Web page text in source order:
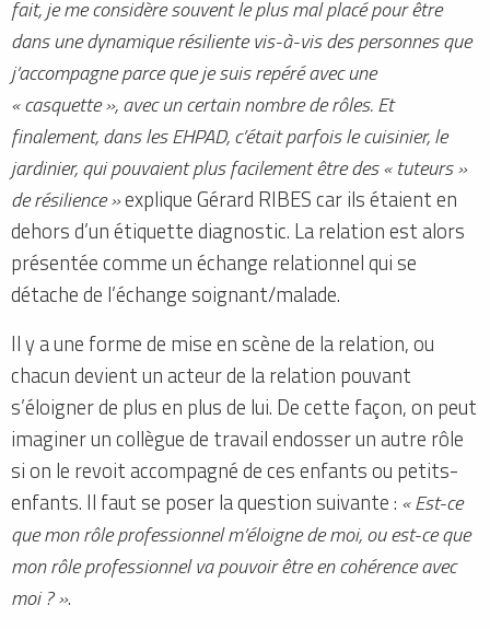
fait, je me considère souvent le plus mal placé pour être
dans une dynamique résiliente vis-à-vis des personnes que
j’accompagne parce que je suis repéré avec une
« casquette », avec un certain nombre de rôles. Et
finalement, dans les EHPAD, c’était parfois le cuisinier, le
jardinier, qui pouvaient plus facilement être des « tuteurs »
de résilience »explique Gérard RIBES car ils étaient en
dehors d’un étiquette diagnostic. La relation est alors
présentée comme un échange relationnel qui se
détache de l’échange soignant/malade.
Il y a une forme de mise en scène de la relation, ou
chacun devient un acteur de la relation pouvant
s’éloigner de plus en plus de lui. De cette façon, on peut
imaginer un collègue de travail endosser un autre rôle
si on le revoit accompagné de ces enfants ou petits-
enfants. Il faut se poser la question suivante : « Est-ce
que mon rôle professionnel m’éloigne de moi, ou est-ce que
mon rôle professionnel va pouvoir être en cohérence avec
moi ? ».